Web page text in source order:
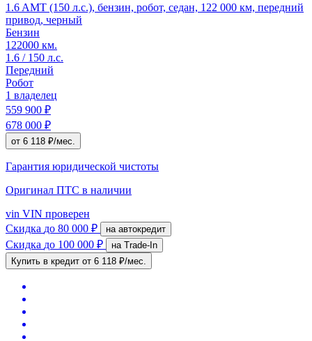
1.6 AMT (150 л.с.), бензин, робот, седан, 122 000 км, передний
привод, черный
Бензин
122000 км.
1.6 / 150 л.с.
Передний
Робот
1 владелец
559 900 ₽
678 000 ₽
от 6 118 ₽/мес.
Гарантия юридической чистоты
Оригинал ПТС в наличии
vin VIN проверен
Скидка до 80 000 ₽ на автокредит
Скидка до 100 000 ₽
на Trade-In
Купить в кредит от 6 118 ₽/мес.